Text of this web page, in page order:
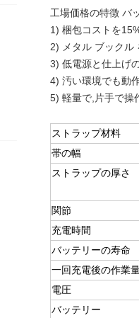
工場価格の特徴 バ
1) 梱包コストを
2) メタル ブックル
3) 低電源と仕上げ
4) 汚い環境でも動
5) 軽量で,片手で操
ストラップ材料
帯の幅
ストラップの厚さ
関節
充電時間
バッテリーの寿命
一回充電後の作業
電圧
バッテリー